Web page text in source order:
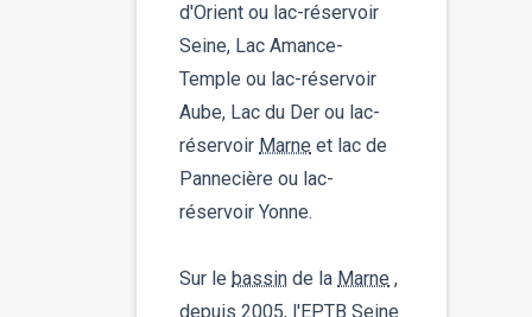
d'Orient ou lac-réservoir
Seine, Lac Amance-
Temple ou lac-réservoir
Aube, Lac du Der ou lac-
réservoir Marne et lac de
Pannecière ou lac-
réservoir Yonne.
Sur le bassin de la Marne ,
depuis 2005, l'EPTB Seine